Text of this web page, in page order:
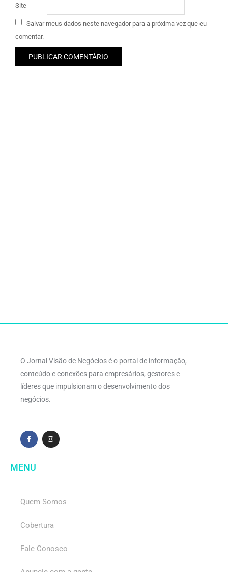
Site
Salvar meus dados neste navegador para a próxima vez que eu
comentar.
O Jornal Visão de Negócios é o portal de informação,
conteúdo e conexões para empresários, gestores e
líderes que impulsionam o desenvolvimento dos
negócios.
MENU
Quem Somos
Cobertura
Fale Conosco